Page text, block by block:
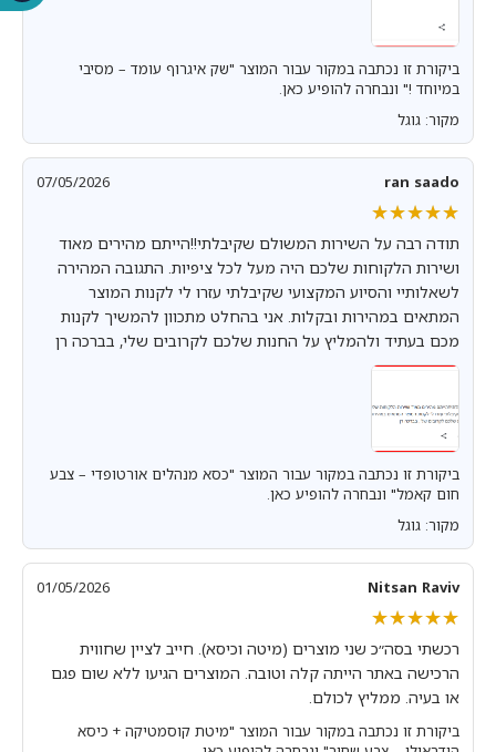
ביקורת זו נכתבה במקור עבור המוצר "שק איגרוף עומד – מסיבי
במיוחד !" ונבחרה להופיע כאן.
מקור: גוגל
ran saado
07/05/2026
★★★★★
★★★★★
תודה רבה על השירות המשולם שקיבלתי!!הייתם מהירים מאוד
ושירות הלקוחות שלכם היה מעל לכל ציפיות. התגובה המהירה
לשאלותיי והסיוע המקצועי שקיבלתי עזרו לי לקנות המוצר
המתאים במהירות ובקלות. אני בהחלט מתכוון להמשיך לקנות
מכם בעתיד ולהמליץ על החנות שלכם לקרובים שלי, בברכה רן
ביקורת זו נכתבה במקור עבור המוצר "כסא מנהלים אורטופדי – צבע
חום קאמל" ונבחרה להופיע כאן.
מקור: גוגל
Nitsan Raviv
01/05/2026
★★★★★
★★★★★
רכשתי בסה״כ שני מוצרים (מיטה וכיסא). חייב לציין שחווית
הרכישה באתר הייתה קלה וטובה. המוצרים הגיעו ללא שום פגם
או בעיה. ממליץ לכולם.
ביקורת זו נכתבה במקור עבור המוצר "מיטת קוסמטיקה + כיסא